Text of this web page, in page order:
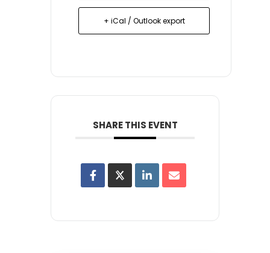
+ iCal / Outlook export
SHARE THIS EVENT